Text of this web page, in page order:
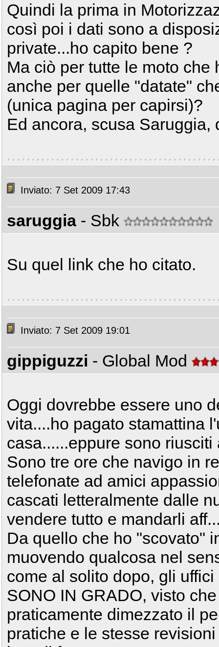
Quindi la prima in
così poi i dati sono a
private...ho capito bene ?
Ma ciò per tutte le moto
anche per quelle "datate"
(unica pagina per capirsi)?
Ed ancora, scusa Saruggia,
Inviato: 7 Set 2009 17:43
saruggia - Sbk
Su quel link che ho citato.
Inviato: 7 Set 2009 19:01
gippiguzzi - Global Mod
Oggi dovrebbe essere uno
vita....ho pagato stamattina
casa......eppure sono
Sono tre ore che navigo in
telefonate ad amici
cascati letteralmente dalle
vendere tutto e mandarli
Da quello che ho "scovato"
muovendo qualcosa nel
come al solito dopo, gli
SONO IN GRADO, visto
praticamente dimezzato il
pratiche e le stesse